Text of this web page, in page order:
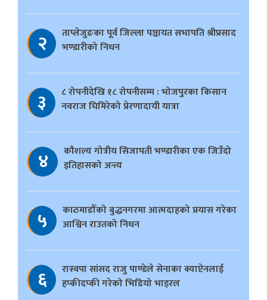
२
ताप्लेजुङका पूर्व जिल्ला पञ्चायत सभापति श्रीप्रसाद
भण्डारीको निधन
३
८ रोपनीदेखि १८ रोपनीसम्म : भोजपुरका किसान
नवराज घिमिरेको प्रेरणादायी यात्रा
४
काैशल्य गोत्रीय सिजापती भण्डारीका एक जिउँदो
इतिहासको अन्त्य
५
काठमाडौँको बुद्धनगरमा आत्मदाहको प्रयास गरेका
आश्विन राउतको निधन
६
रास्वपा सांसद राजु पाण्डेले सेनाका क्याप्टेनलाई
हप्कीदप्की गरेको भिडियो भाइरल